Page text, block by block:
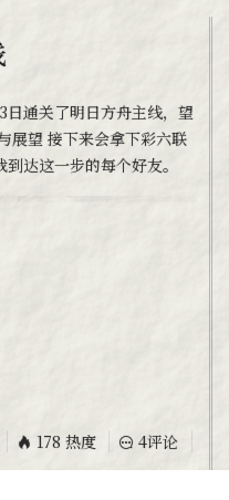
展望 接下来会拿下彩六联
达这一步的每个好友。
178 热度 4评论